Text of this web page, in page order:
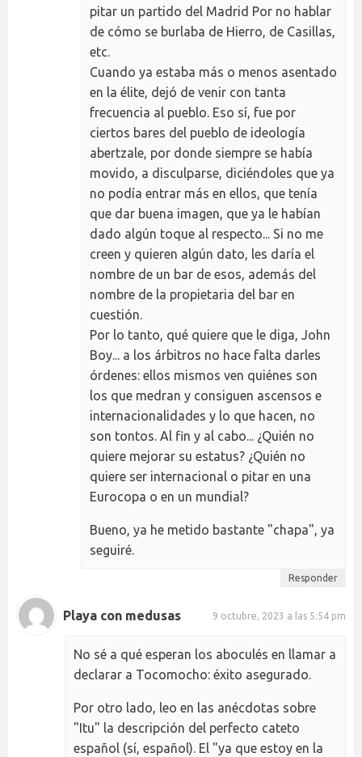
pitar un partido del Madrid Por no hablar
de cómo se burlaba de Hierro, de Casillas,
etc.
Cuando ya estaba más o menos asentado
en la élite, dejó de venir con tanta
frecuencia al pueblo. Eso sí, fue por
ciertos bares del pueblo de ideología
abertzale, por donde siempre se había
movido, a disculparse, diciéndoles que ya
no podía entrar más en ellos, que tenía
que dar buena imagen, que ya le habían
dado algún toque al respecto... Si no me
creen y quieren algún dato, les daría el
nombre de un bar de esos, además del
nombre de la propietaria del bar en
cuestión.
Por lo tanto, qué quiere que le diga, John
Boy... a los árbitros no hace falta darles
órdenes: ellos mismos ven quiénes son
los que medran y consiguen ascensos e
internacionalidades y lo que hacen, no
son tontos. Al fin y al cabo... ¿Quién no
quiere mejorar su estatus? ¿Quién no
quiere ser internacional o pitar en una
Eurocopa o en un mundial?
Bueno, ya he metido bastante "chapa", ya
seguiré.
Responder
Playa con medusas 9 octubre, 2023 a las 5:54 pm
No sé a qué esperan los aboculés en llamar a
declarar a Tocomocho: éxito asegurado.
Por otro lado, leo en las anécdotas sobre
"Itu" la descripción del perfecto cateto
español (sí, español). El "ya que estoy en la